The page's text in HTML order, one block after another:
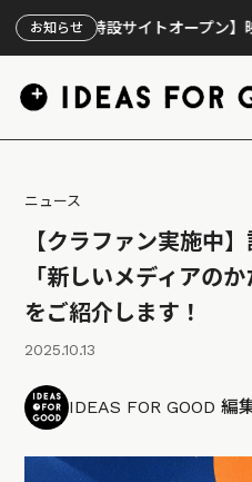
お知らせ
特設サイトオープン】映画『リペ
ニュース
【クラファン実施中
「新しいメディアの
をご紹介します！
2025.10.13
IDEAS FOR GOOD 編